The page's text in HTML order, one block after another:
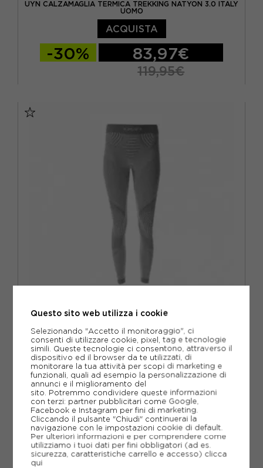
UYN CALZAMAGLIA TERMICA TREKKING NATYON 3.0 ITALY
UOMO
ACQUISTA
-30% 83,97€
119,95€
UYN
BIOMORPH GRIGIO MELANGE GRIGIO DONNA
XS S/M L/XL
ACQUISTA
-30% 69,97€
99,95€
Questo sito web utilizza i cookie
Selezionando "Accetto il monitoraggio", ci
consenti di utilizzare cookie, pixel, tag e tecnologie
simili. Queste tecnologie ci consentono, attraverso il
dispositivo ed il browser da te utilizzati, di
monitorare la tua attività per scopi di marketing e
funzionali, quali ad esempio la personalizzazione di
annunci e il miglioramento del
sito. Potremmo condividere queste informazioni
con terzi: partner pubblicitari come Google,
Facebook e Instagram per fini di marketing.
Cliccando il pulsante "Chiudi" continuerai la
navigazione con le impostazioni cookie di default.
Per ulteriori informazioni e per comprendere come
utilizziamo i tuoi dati per fini obbligatori (ad es.
sicurezza, caratteristiche carrello e accesso) clicca
qui